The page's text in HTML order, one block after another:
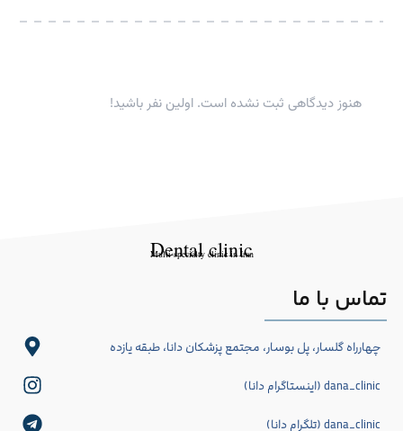
هنوز دیدگاهی ثبت نشده است. اولین نفر باشید!
Dental clinic
Multi-specialty clinic in Iran
تماس با ما
چهارراه گلسار، پل بوسار، مجتمع پزشکان دانا، طبقه یازده
dana_clinic (اینستاگرام دانا)
dana_clinic (تلگرام دانا)